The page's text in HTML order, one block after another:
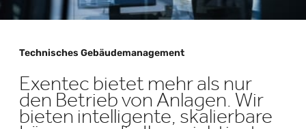
Technisches Gebäudemanagement
Exentec bietet mehr als nur
den Betrieb von Anlagen. Wir
bieten intelligente, skalierbare